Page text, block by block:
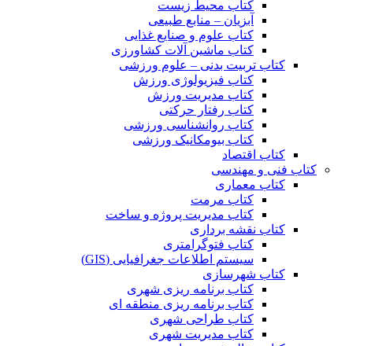
کتاب محیط زیست
آبزیان – منابع طبیعی
کتاب علوم و صنایع غذایی
کتاب ماشین آلات کشاورزی
کتاب تربیت بدنی – علوم ورزشی
کتاب فیزیولوژی ورزش
کتاب مدیریت ورزش
کتاب رفتار حرکتی
کتاب روانشناسی ورزشی
کتاب بیومکانیک ورزشی
کتاب اقتصاد
کتاب فنی و مهندسی
کتاب معماری
کتاب مرمت
کتاب مدیریت پروژه و ساخت
کتاب نقشه برداری
کتاب فتوگرامتری
سیستم اطلاعات جغرافیایی (GIS)
کتاب شهرسازی
کتاب برنامه ریزی شهری
کتاب برنامه ریزی منطقه ای
کتاب طراحی شهری
کتاب مدیریت شهری